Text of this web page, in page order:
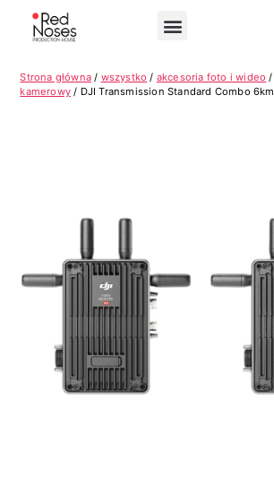
Strona główna / wszystko / akcesoria foto i wideo /
kamerowy / DJI Transmission Standard Combo 6km